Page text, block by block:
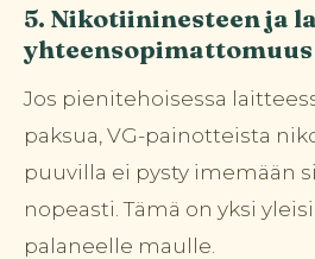
5. Nikotiininesteen ja
yhteensopimattomuus
Jos pienitehoisessa
paksua, VG-painotteista
puuvilla ei pysty imemään
nopeasti. Tämä on yksi
palaneelle maulle.